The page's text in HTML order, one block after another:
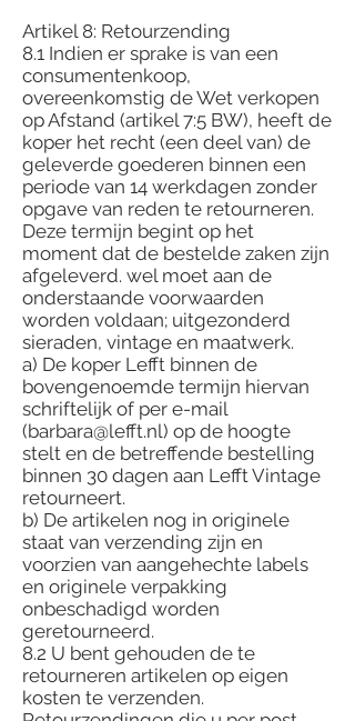
Artikel 8: Retourzending
8.1 Indien er sprake is van een
consumentenkoop,
overeenkomstig de Wet verkopen
op Afstand (artikel 7:5 BW), heeft de
koper het recht (een deel van) de
geleverde goederen binnen een
periode van 14 werkdagen zonder
opgave van reden te retourneren.
Deze termijn begint op het
moment dat de bestelde zaken zijn
afgeleverd. wel moet aan de
onderstaande voorwaarden
worden voldaan; uitgezonderd
sieraden, vintage en maatwerk.
a) De koper Lefft binnen de
bovengenoemde termijn hiervan
schriftelijk of per e-mail
(barbara@lefft.nl) op de hoogte
stelt en de betreffende bestelling
binnen 30 dagen aan Lefft Vintage
retourneert.
b) De artikelen nog in originele
staat van verzending zijn en
voorzien van aangehechte labels
en originele verpakking
onbeschadigd worden
geretourneerd.
8.2 U bent gehouden de te
retourneren artikelen op eigen
kosten te verzenden.